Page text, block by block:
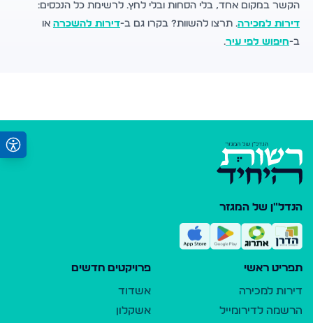
הקשר במקום אחד, בלי הסחות ובלי לחץ. לרשימת כל הנכסים:
דירות למכירה. תרצו להשוות? בקרו גם ב-דירות להשכרה או
ב-חיפוש לפי עיר.
הנדל"ן של המגזר
תפריט ראשי
דירות למכירה
הרשמה לדירומייל
פרויקטים חדשים
אשדוד
אשקלון